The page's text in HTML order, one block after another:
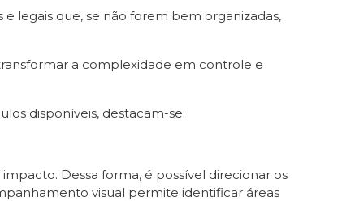
legais que, se não forem bem organizadas,
a complexidade em controle e
disponíveis, destacam-se:
Dessa forma, é possível direcionar os
visual permite identificar áreas